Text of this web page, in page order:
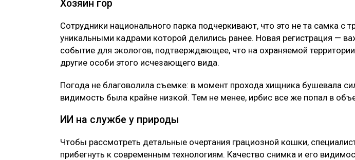
Хозяин гор
Сотрудники национального парка подчеркивают, что это не та самка с
уникальными кадрами которой делились ранее. Новая регистрация —
событие для экологов, подтверждающее, что на охраняемой
другие особи этого исчезающего вида.
Погода не благоволила съемке: в момент прохода хищника бушевала
видимость была крайне низкой. Тем не менее, ирбис все же попал в
ИИ на службе у природы
Чтобы рассмотреть детальные очертания грациозной кошки,
прибегнуть к современным технологиям. Качество снимка и его